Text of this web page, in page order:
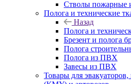
Стволы пожарные
Полога и технические
Назад
Полога и
Брезент и полога
Полога
Полога из ПВХ
Завесы из ПВХ
Товары для